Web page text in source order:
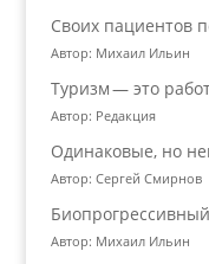
Своих пациентов
Автор: Михаил Ильин
Туризм — это
Автор: Редакция
Одинаковые, но
Автор: Сергей Смирнов
Автор: Михаил Ильин